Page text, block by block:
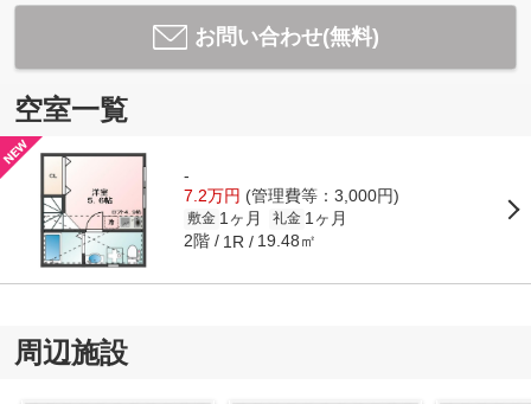
お問い合わせ(無料)
空室一覧
-
7.2万円 (管理費等：3,000円)
敷金 1ヶ月 礼金 1ヶ月
2階 1R 19.48㎡
周辺施設